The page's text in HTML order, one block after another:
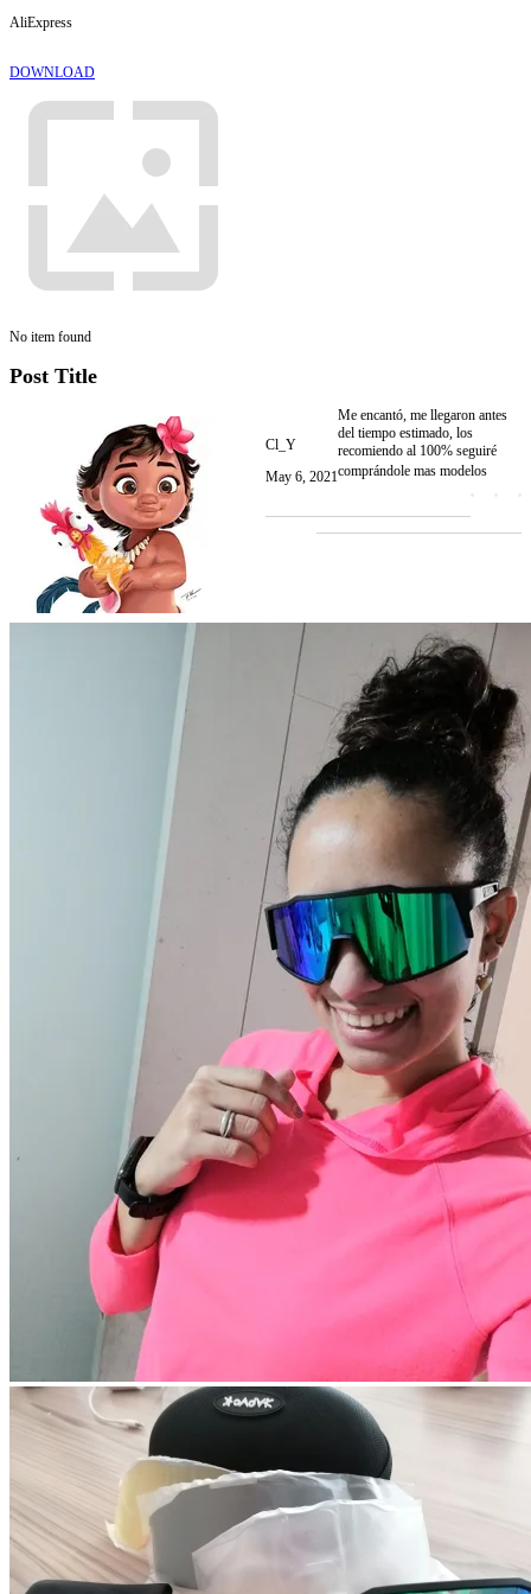
AliExpress
DOWNLOAD
No item found
Post Title
Cl_Y
May 6, 2021
Me encantó, me llegaron antes
del tiempo estimado, los
recomiendo al 100% seguiré
comprándole mas modelos     